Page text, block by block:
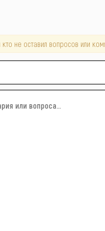
не оставил вопросов или